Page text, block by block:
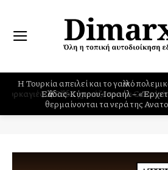
Η Τουρκία απειλεί και το γαλλικό
Ελλάδας-Κύπρου-Ισραήλ –
θερμαίνονται τα νερά της